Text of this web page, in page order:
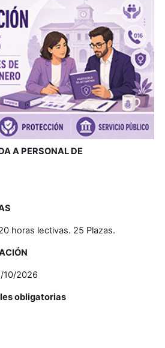
A PERSONAL DE
horas lectivas. 25 Plazas.
10/2026
obligatorias